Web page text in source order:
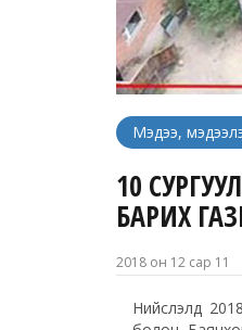
Мэдээ,
10
БАРИХ
2018 он 12 сар 11
Нийслэлд